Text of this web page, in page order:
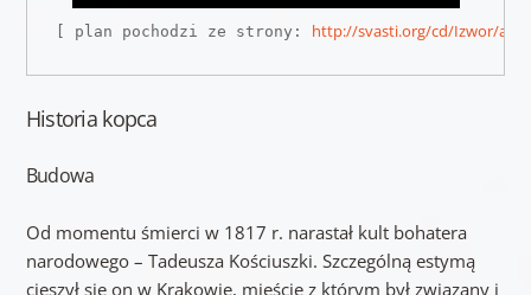
[ plan pochodzi ze strony: http://svasti.org/cd/Izwor/
Historia kopca
Budowa
Od momentu śmierci w 1817 r. narastał kult bohatera
narodowego – Tadeusza Kościuszki. Szczególną estymą
cieszył się on w Krakowie, mieście z którym był związany i